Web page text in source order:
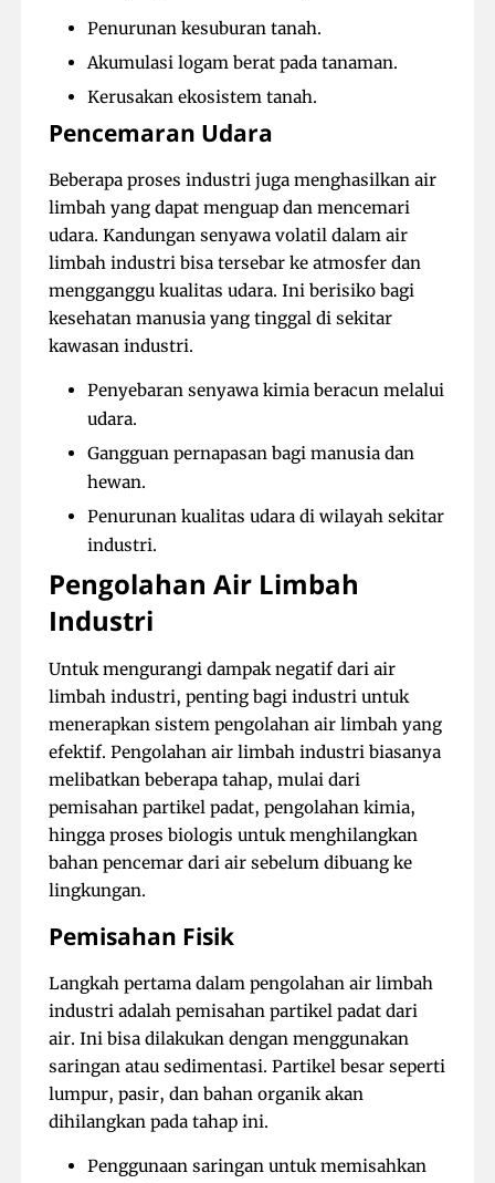
Penurunan kesuburan tanah.
Akumulasi logam berat pada tanaman.
Kerusakan ekosistem tanah.
Pencemaran Udara
Beberapa proses industri juga menghasilkan air
limbah yang dapat menguap dan mencemari
udara. Kandungan senyawa volatil dalam air
limbah industri bisa tersebar ke atmosfer dan
mengganggu kualitas udara. Ini berisiko bagi
kesehatan manusia yang tinggal di sekitar
kawasan industri.
Penyebaran senyawa kimia beracun melalui
udara.
Gangguan pernapasan bagi manusia dan
hewan.
Penurunan kualitas udara di wilayah sekitar
industri.
Pengolahan Air Limbah
Industri
Untuk mengurangi dampak negatif dari air
limbah industri, penting bagi industri untuk
menerapkan sistem pengolahan air limbah yang
efektif. Pengolahan air limbah industri biasanya
melibatkan beberapa tahap, mulai dari
pemisahan partikel padat, pengolahan kimia,
hingga proses biologis untuk menghilangkan
bahan pencemar dari air sebelum dibuang ke
lingkungan.
Pemisahan Fisik
Langkah pertama dalam pengolahan air limbah
industri adalah pemisahan partikel padat dari
air. Ini bisa dilakukan dengan menggunakan
saringan atau sedimentasi. Partikel besar seperti
lumpur, pasir, dan bahan organik akan
dihilangkan pada tahap ini.
Penggunaan saringan untuk memisahkan